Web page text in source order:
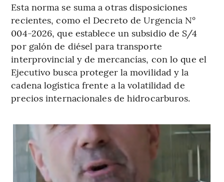
Esta norma se suma a otras disposiciones
recientes, como el Decreto de Urgencia N°
004-2026, que establece un subsidio de S/4
por galón de diésel para transporte
interprovincial y de mercancías, con lo que el
Ejecutivo busca proteger la movilidad y la
cadena logística frente a la volatilidad de
precios internacionales de hidrocarburos.